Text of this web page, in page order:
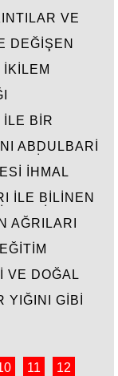
VE
DEĞİŞEN
İKİLEM
BİR
ABDULBARİ
İHMAL
İLE BİLİNEN
AĞRILARI
VE DOĞAL
YIĞINI GİBİ
11 12